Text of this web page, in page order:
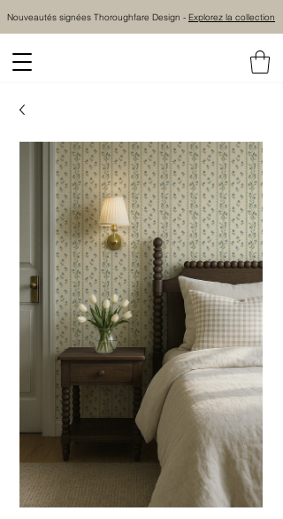
Nouveautés signées Thoroughfare Design - Explorez la collection